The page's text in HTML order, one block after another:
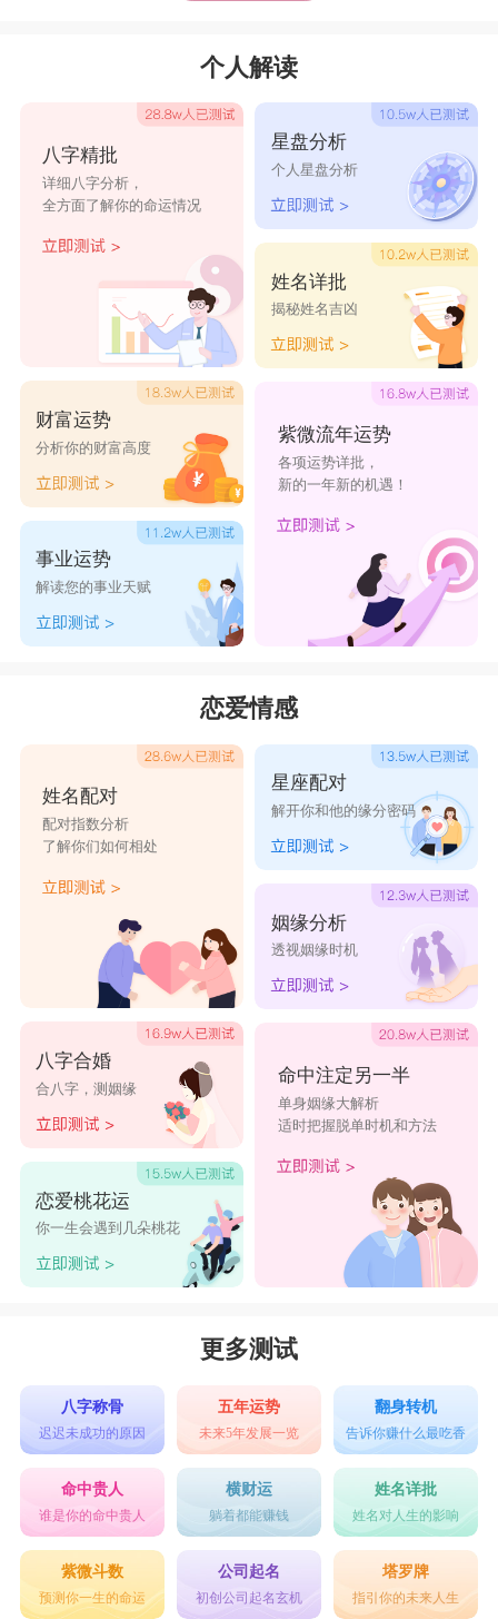
郎寅
正迪 威向 江亦
旭博
旻唯
旻勋
伦翰
晨廷
洺龙
个人解读
八字精批
详细八字分析，
全方面了解你的命运情况
财富运势
分析你的财富高度
事业运势
解读您的事业天赋
星盘分析
个人星盘分析
姓名详批
揭秘姓名吉凶
紫微流年运势
各项运势详批，
新的一年新的机遇！
恋爱情感
姓名配对
配对指数分析
了解你们如何相处
八字合婚
合八字，测姻缘
恋爱桃花运
你一生会遇到几朵桃花
星座配对
解开你和他的缘分密码
姻缘分析
透视姻缘时机
命中注定另一半
单身姻缘大解析
适时把握脱单时机和方法
更多测试
八字称骨
迟迟未成功的原因
五年运势
未来5年发展一览
翻身转机
告诉你赚什么最吃香
命中贵人
谁是你的命中贵人
横财运
躺着都能赚钱
姓名详批
姓名对人生的影响
紫微斗数
预测你一生的命运
公司起名
初创公司起名玄机
塔罗牌
指引你的未来人生